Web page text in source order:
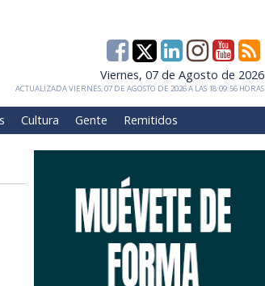
Viernes, 07 de Agosto de 2026
ACTUALIZADA VIERNES, 07 DE AGOSTO DE 2026 A LAS 18:09:56 HORAS
Cultura Gente Remitidos